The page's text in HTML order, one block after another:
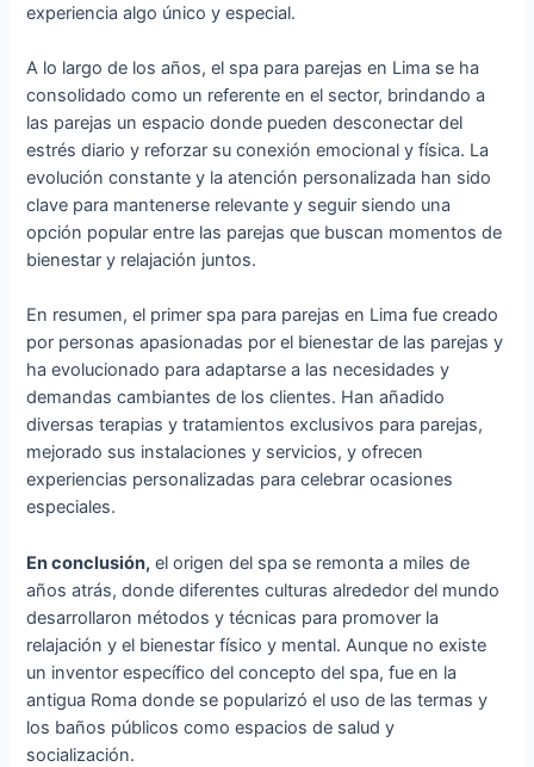
experiencia algo único y especial.
A lo largo de los años, el spa para parejas en Lima se ha
consolidado como un referente en el sector, brindando a
las parejas un espacio donde pueden desconectar del
estrés diario y reforzar su conexión emocional y física. La
evolución constante y la atención personalizada han sido
clave para mantenerse relevante y seguir siendo una
opción popular entre las parejas que buscan momentos de
bienestar y relajación juntos.
En resumen, el primer spa para parejas en Lima fue creado
por personas apasionadas por el bienestar de las parejas y
ha evolucionado para adaptarse a las necesidades y
demandas cambiantes de los clientes. Han añadido
diversas terapias y tratamientos exclusivos para parejas,
mejorado sus instalaciones y servicios, y ofrecen
experiencias personalizadas para celebrar ocasiones
especiales.
En conclusión, el origen del spa se remonta a miles de
años atrás, donde diferentes culturas alrededor del mundo
desarrollaron métodos y técnicas para promover la
relajación y el bienestar físico y mental. Aunque no existe
un inventor específico del concepto del spa, fue en la
antigua Roma donde se popularizó el uso de las termas y
los baños públicos como espacios de salud y
socialización.